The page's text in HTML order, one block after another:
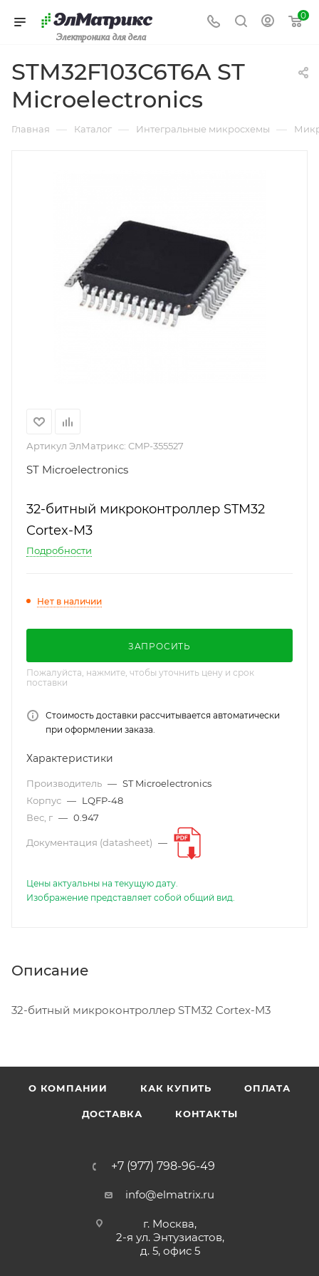
Электроника для дела
0
STM32F103C6T6A ST
Microelectronics
Главная — Каталог — Интегральные микросхемы —
Артикул ЭлМатрикс: CMP-355527
ST Microelectronics
32-битный микроконтроллер STM32
Cortex-M3
Подробности
Нет в наличии
ЗАПРОСИТЬ
Пожалуйста, нажмите, чтобы уточнить цену и срок
поставки
Стоимость доставки рассчитывается автоматически
при оформлении заказа.
Характеристики
Производитель — ST Microelectronics
Корпус — LQFP-48
Вес, г — 0.947
Документация (datasheet) —
Цены актуальны на текущую дату.
Изображение представляет собой общий вид.
Описание
32-битный микроконтроллер STM32 Cortex-M3
О КОМПАНИИ КАК КУПИТЬ ОПЛАТА
ДОСТАВКА КОНТАКТЫ
+7 (977) 798-96-49
info@elmatrix.ru
г. Москва,
2-я ул. Энтузиастов,
д. 5, офис 5